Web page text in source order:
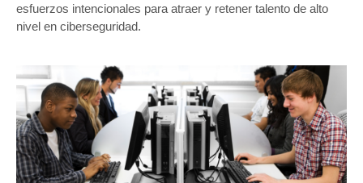
esfuerzos intencionales para atraer y retener talento de alto
nivel en ciberseguridad.